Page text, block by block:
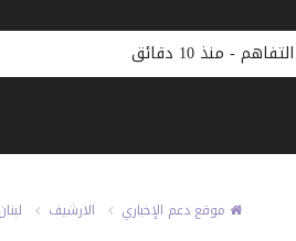
- منذ 10 دقائق
موقع دعم الإخباري الارشيف لبنان